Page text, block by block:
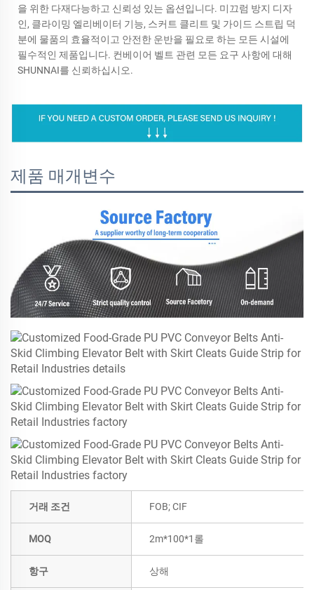
을 위한 다재다능하고 신뢰성 있는 옵션입니다. 미끄럼 방지 디자
인, 클라이밍 엘리베이터 기능, 스커트 클리트 및 가이드 스트립 덕
분에 물품의 효율적이고 안전한 운반을 필요로 하는 모든 시설에
필수적인 제품입니다. 컨베이어 벨트 관련 모든 요구 사항에 대해
SHUNNAI를 신뢰하십시오.
제품 매개변수
거래 조건 FOB; CIF
MOQ 2m*100*1롤
항구 상해